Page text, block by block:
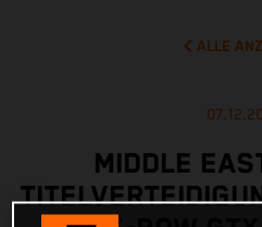
ALLE
MIDDLE